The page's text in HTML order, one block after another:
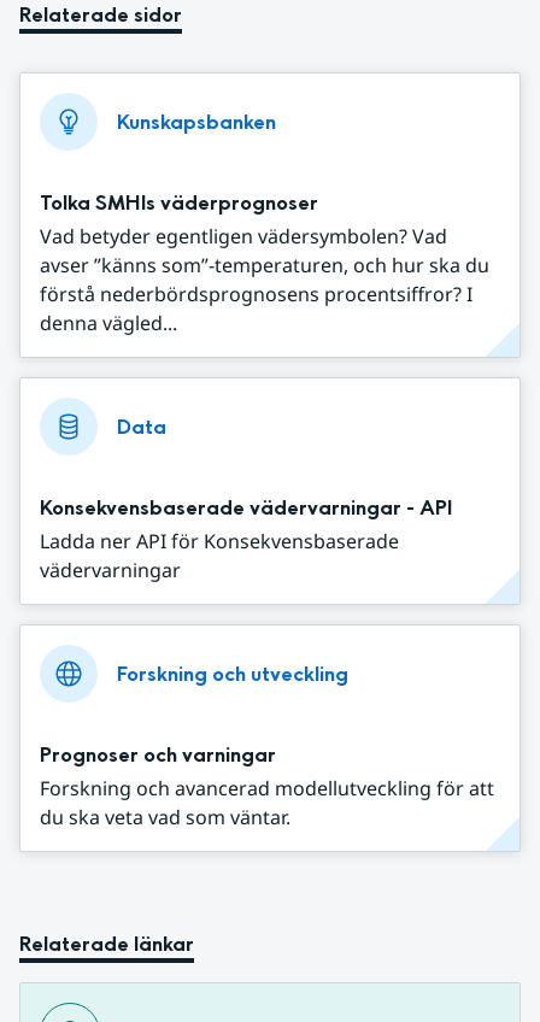
Relaterade sidor
Kunskapsbanken
Tolka SMHIs väderprognoser
Vad betyder egentligen vädersymbolen? Vad
avser ”känns som”-temperaturen, och hur ska du
förstå nederbördsprognosens procentsiffror? I
denna vägled...
Data
Konsekvensbaserade vädervarningar - API
Ladda ner API för Konsekvensbaserade
vädervarningar
Forskning och utveckling
Prognoser och varningar
Forskning och avancerad modellutveckling för att
du ska veta vad som väntar.
Relaterade länkar